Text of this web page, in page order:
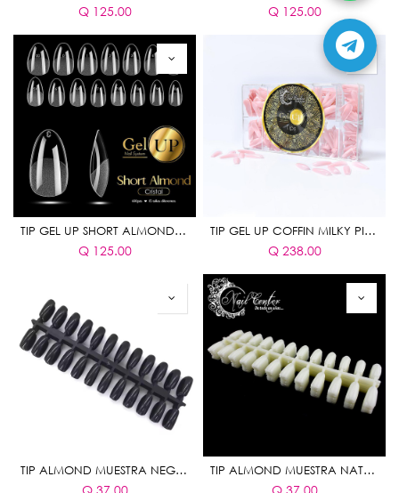
Q 125.00 Q 125.00
TIP GEL UP SHORT ALMOND CRISTAL 600 PIEZAS
Q 125.00
TIP GEL UP COFFIN MILKY PINK GAMA PLUS
Q 238.00
TIP ALMOND MUESTRA NEGRO TIP ALMOND MUESTRA NATURAL